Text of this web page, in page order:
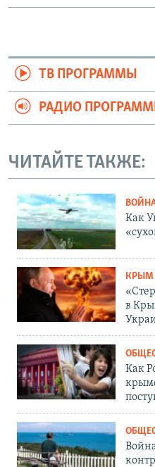
ТВ ПРОГРАММЫ
РАДИО
ЧИТАЙТЕ ТАКЖЕ:
Как
КРЫМ
в
Как